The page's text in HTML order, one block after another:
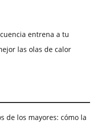
entrena a tu
las olas de calor
de los mayores: cómo la